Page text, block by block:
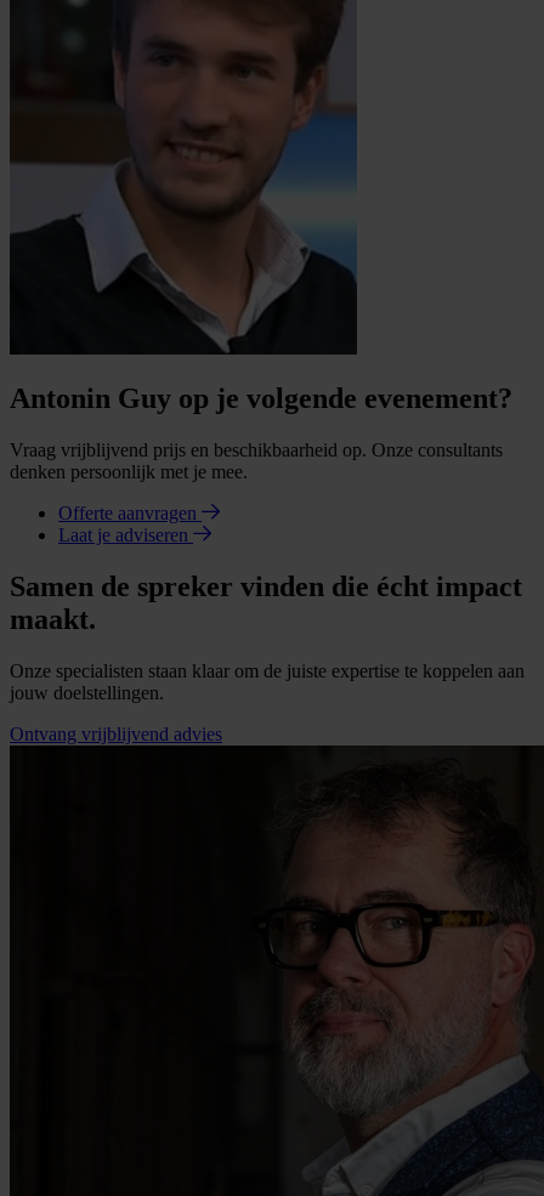
Antonin Guy op je volgende evenement?
Vraag vrijblijvend prijs en beschikbaarheid op. Onze consultants
denken persoonlijk met je mee.
Offerte aanvragen
Laat je adviseren
Samen de spreker vinden die écht impact
maakt.
Onze specialisten staan klaar om de juiste expertise te koppelen aan
jouw doelstellingen.
Ontvang vrijblijvend advies